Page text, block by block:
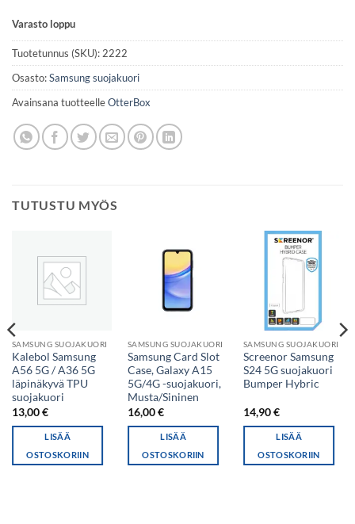
Varasto loppu
Tuotetunnus (SKU): 2222
Osasto:Samsung suojakuori
Avainsana tuotteelleOtterBox
TUTUSTU MYÖS
SAMSUNG SUOJAKUORI
Kalebol Samsung
A56 5G / A36 5G
läpinäkyvä TPU
suojakuori
13,00€
LISÄÄ
OSTOSKORIIN
SAMSUNG SUOJAKUORI
Samsung Card Slot
Case, Galaxy A15
5G/4G -suojakuori,
Musta/Sininen
16,00€
LISÄÄ
OSTOSKORIIN
SAMSUNG SUOJAKUORI
Screenor Samsung
S24 5G suojakuori
Bumper Hybric
14,90€
LISÄÄ
OSTOSKORIIN